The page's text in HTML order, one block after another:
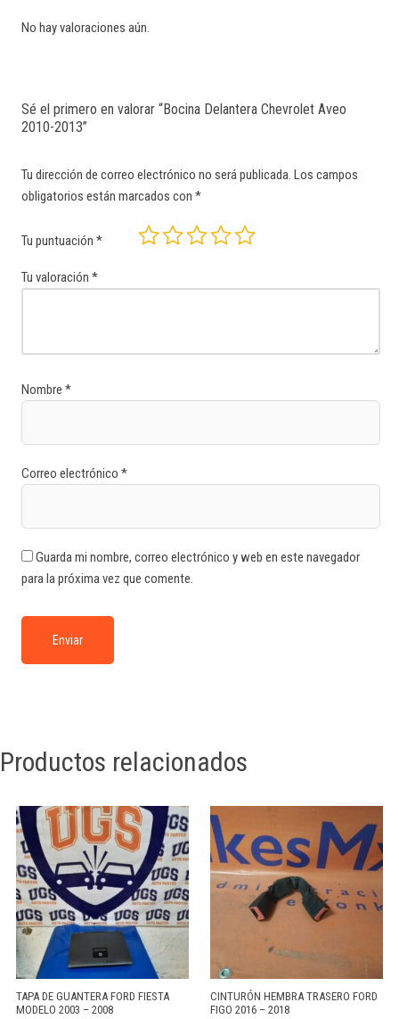
No hay valoraciones aún.
Sé el primero en valorar “Bocina Delantera Chevrolet Aveo
2010-2013”
Tu dirección de correo electrónico no será publicada. Los campos
obligatorios están marcados con *
Tu puntuación *
Tu valoración *
Nombre *
Correo electrónico *
Guarda mi nombre, correo electrónico y web en este navegador
para la próxima vez que comente.
Productos relacionados
TAPA DE GUANTERA FORD FIESTA
MODELO 2003 – 2008
CINTURÓN HEMBRA TRASERO FORD
FIGO 2016 – 2018